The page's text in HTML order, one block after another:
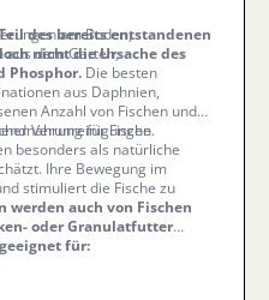
am Boden,
aus dem Garten,
des bereits entstandenen
nicht die Ursache des
Phosphor. Die besten
aus Daphnien,
Anzahl von Fischen und
Verunreinigungen.
für Fische
besonders als natürliche
Ihre Bewegung im
stimuliert die Fische zu
werden auch von Fischen
oder Granulatfutter
für: